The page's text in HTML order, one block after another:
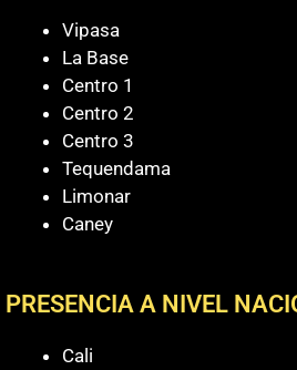
Vipasa
La Base
Centro 1
Centro 2
Centro 3
Tequendama
Limonar
Caney
PRESENCIA A NIVEL
Cali